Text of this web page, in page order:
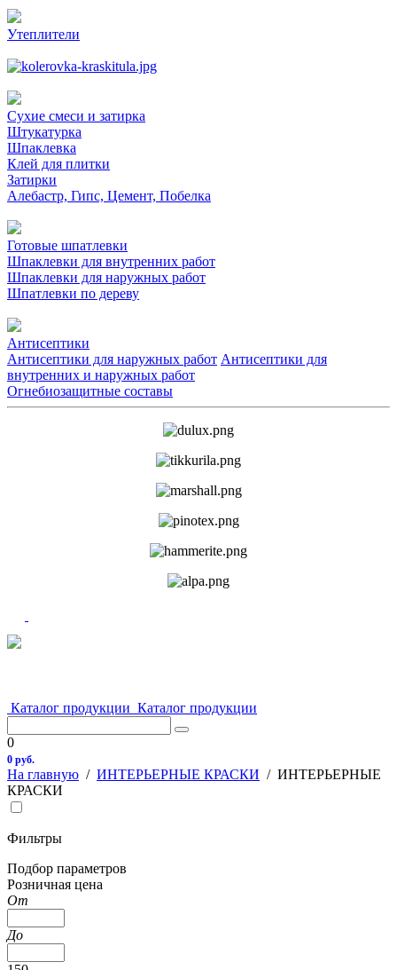
Утеплители
Сухие смеси и затирка
Штукатурка
Шпаклевка
Клей для плитки
Затирки
Алебастр, Гипс, Цемент, Побелка
Готовые шпатлевки
Шпаклевки для внутренних работ
Шпаклевки для наружных работ
Шпатлевки по дереву
Антисептики
Антисептики для наружных работ Антисептики для
внутренних и наружных работ
Огнебиозащитные составы
Каталог продукции Каталог продукции
0
0 руб.
На главную / ИНТЕРЬЕРНЫЕ КРАСКИ / ИНТЕРЬЕРНЫЕ
КРАСКИ
Фильтры
Подбор параметров
Розничная цена
От
До